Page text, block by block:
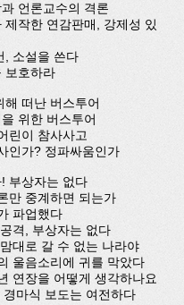
언론교수의 격론
제작한 연감판매, 강제성 있
, 소설을 쓴다
보호하라
해 떠난 버스투어
위한 버스투어
린이 참사사고
인가? 정파싸움인가
부상자는 없다
만 중계하면 되는가
파업했다
격, 부상자는 없다
대로 갈 수 없는 나라야
울음소리에 귀를 막았다
연장을 어떻게 생각하나요
마식 보도는 여전하다